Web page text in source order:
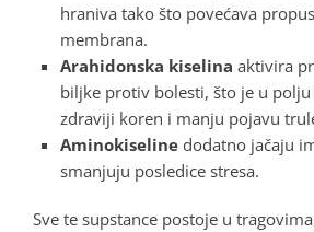
hraniva tako što povećava
membrana.
Arahidonska kiselina aktivira
biljke protiv bolesti, što je u
zdraviji koren i manju pojavu
Aminokiseline dodatno jačaju
smanjuju posledice stresa.
Sve te supstance postoje u